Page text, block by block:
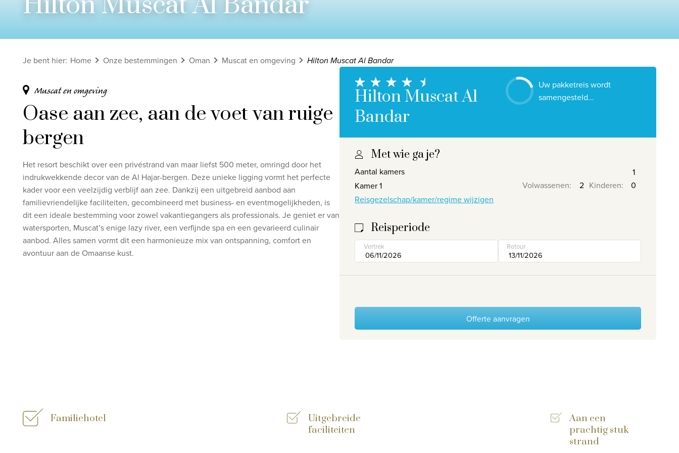
Bekijk alle rondreizen
Ontdek onze thema's
Huwelijksreis
Luxury
Bekijk alle thema's
Voorwaarden
© 2026, Travelworld
Je bent hier: Home Onze bestemmingen Oman Muscat en omgeving Hilton Muscat Al Bandar
Muscat en omgeving
Oase aan zee, aan de voet van ruige
bergen
Het resort beschikt over een privéstrand van maar liefst 500 meter, omringd door het
indrukwekkende decor van de Al Hajar-bergen. Deze unieke ligging vormt het perfecte
kader voor een veelzijdig verblijf aan zee. Dankzij een uitgebreid aanbod aan
familievriendelijke faciliteiten, gecombineerd met business- en eventmogelijkheden, is
dit een ideale bestemming voor zowel vakantiegangers als professionals. Je geniet er van
watersporten, Muscat’s enige lazy river, een verfijnde spa en een gevarieerd culinair
aanbod. Alles samen vormt dit een harmonieuze mix van ontspanning, comfort en
avontuur aan de Omaanse kust.
Hilton Muscat Al
Bandar
Uw pakketreis wordt
samengesteld...
Met wie ga je?
Aantal kamers
Kamer 1
Volwassenen: Kinderen:
Reisgezelschap/kamer/regime wijzigen
Reisperiode
Vertrek Retour
Offerte aanvragen
Familiehotel
Uitgebreide
faciliteiten
Aan een
prachtig stuk
strand